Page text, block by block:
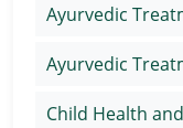
Ayurvedic
Ayurvedic
Child Health